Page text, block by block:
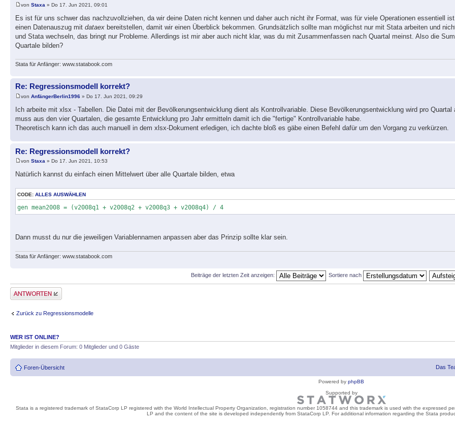
von Staxa » Do 17. Jun 2021, 09:01
Es ist für uns schwer das nachzuvollziehen, da wir deine Daten nicht kennen und daher auch nicht ihr Format, was für viele Operationen essentiell
einen Datenauszug mit dataex bereitstellen, damit wir einen Überblick bekommen. Grundsätzlich sollte man möglichst nur mit Stata arbeiten und
und Stata wechseln, das bringt nur Probleme. Allerdings ist mir aber auch nicht klar, was du mit Zusammenfassen nach Quartal meinst. Also die
Quartale bilden?
Stata für Anfänger: www.statabook.com
Re: Regressionsmodell korrekt?
von AnfängerBerlin1996 » Do 17. Jun 2021, 09:29
Ich arbeite mit xlsx - Tabellen. Die Datei mit der Bevölkerungsentwicklung dient als Kontrollvariable. Diese Bevölkerungsentwicklung wird pro Quartal
muss aus den vier Quartalen, die gesamte Entwicklung pro Jahr ermitteln damit ich die "fertige" Kontrollvariable habe.
Theoretisch kann ich das auch manuell in dem xlsx-Dokument erledigen, ich dachte bloß es gäbe einen Befehl dafür um den Vorgang zu verkürzen.
Re: Regressionsmodell korrekt?
von Staxa » Do 17. Jun 2021, 10:53
Natürlich kannst du einfach einen Mittelwert über alle Quartale bilden, etwa
CODE: ALLES AUSWÄHLEN
gen mean2008 = (v2008q1 + v2008q2 + v2008q3 + v2008q4) / 4
Dann musst du nur die jeweiligen Variablennamen anpassen aber das Prinzip sollte klar sein.
Stata für Anfänger: www.statabook.com
Beiträge der letzten Zeit anzeigen: Sortiere nach
Antwort erstellen
Zurück zu Regressionsmodelle
WER IST ONLINE?
Mitglieder in diesem Forum: 0 Mitglieder und 0 Gäste
Foren-Übersicht Das
Powered by phpBB
Supported by
Stata is a registered trademark of StataCorp LP registered with the World Intellectual Property Organization, registration number 1058744 and this trademark is used with the expressed
LP and the content of the site is developed independently from StataCorp LP. For additional information regarding the Stata